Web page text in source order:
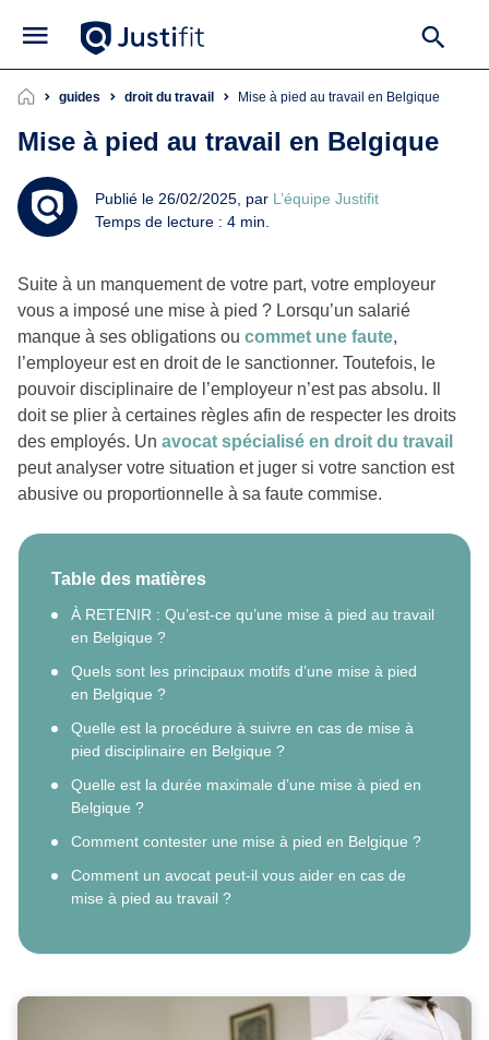
guides droit du travail Mise à pied au travail en Belgique
Mise à pied au travail en Belgique
Publié le 26/02/2025, par L’équipe Justifit
Temps de lecture : 4 min.
Suite à un manquement de votre part, votre employeur
vous a imposé une mise à pied ? Lorsqu’un salarié
manque à ses obligations ou commet une faute,
l’employeur est en droit de le sanctionner. Toutefois, le
pouvoir disciplinaire de l’employeur n’est pas absolu. Il
doit se plier à certaines règles afin de respecter les droits
des employés. Un avocat spécialisé en droit du travail
peut analyser votre situation et juger si votre sanction est
abusive ou proportionnelle à sa faute commise.
Table des matières
À RETENIR : Qu’est-ce qu’une mise à pied au travail
en Belgique ?
Quels sont les principaux motifs d’une mise à pied
en Belgique ?
Quelle est la procédure à suivre en cas de mise à
pied disciplinaire en Belgique ?
Quelle est la durée maximale d’une mise à pied en
Belgique ?
Comment contester une mise à pied en Belgique ?
Comment un avocat peut-il vous aider en cas de
mise à pied au travail ?